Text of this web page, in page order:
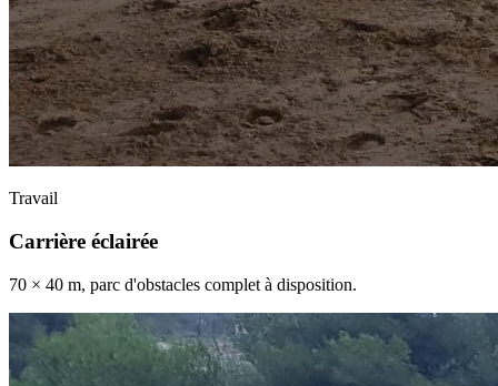
Travail
Carrière éclairée
70 × 40 m, parc d'obstacles complet à disposition.